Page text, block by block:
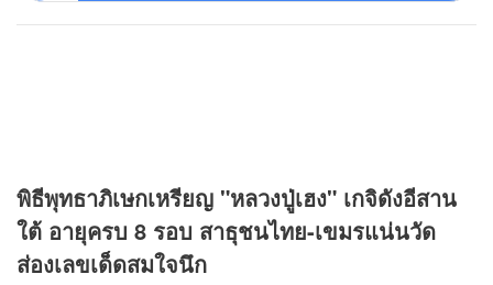
พิธีพุทธาภิเษกเหรียญ "หลวงปู่เฮง" เกจิดังอีสาน
ใต้ อายุครบ 8 รอบ สาธุชนไทย-เขมรแน่นวัด
ส่องเลขเด็ดสมใจนึก